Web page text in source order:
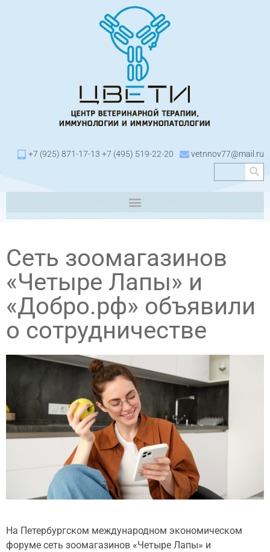
+7 (925) 871-17-13 +7 (495) 519-22-20 vetnnov77@mail.ru
Сеть зоомагазинов
«Четыре Лапы» и
«Добро.рф» объявили
о сотрудничестве
На Петербургском международном экономическом
форуме сеть зоомагазинов «Четыре Лапы» и